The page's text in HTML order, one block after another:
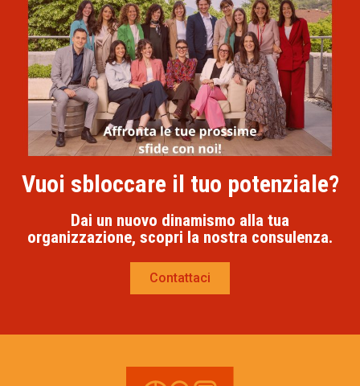
Vuoi sbloccare il tuo potenziale?
Dai un nuovo dinamismo alla tua
organizzazione, scopri la nostra consulenza.
Contattaci